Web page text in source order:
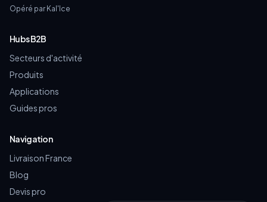
Opéré par Kal'Ice
Hubs B2B
Secteurs d'activité
Produits
Applications
Guides pros
Navigation
Livraison France
Blog
Devis pro